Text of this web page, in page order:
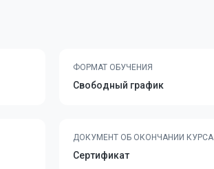
ФОРМАТ ОБУЧЕНИЯ
Свободный график
ДОКУМЕНТ ОБ ОКОНЧАНИИ КУРСА
Сертификат